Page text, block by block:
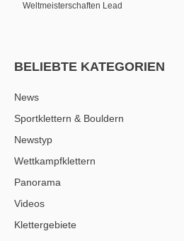
Weltmeisterschaften Lead
BELIEBTE KATEGORIEN
News
Sportklettern & Bouldern
Newstyp
Wettkampfklettern
Panorama
Videos
Klettergebiete